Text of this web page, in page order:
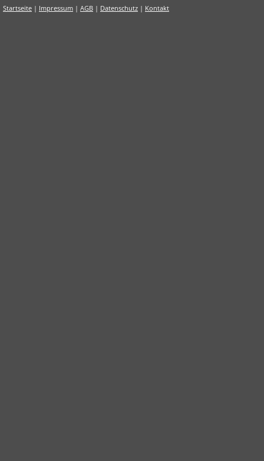
Startseite | Impressum | AGB | Datenschutz | Kontakt